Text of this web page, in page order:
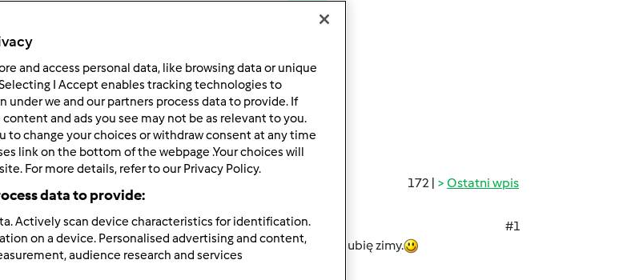
Wyników na stronę:
10
172 | Ostatni wpis
#1
to jeszcze babie lato! Najgorsza zima i śliskie drogi. Nie lubię zimy.
and access personal data, like browsing data or unique
I Accept enables tracking technologies to
under we and our partners process data to provide. If
and ads you see may not be as relevant to you.
to change your choices or withdraw consent at any time
link on the bottom of the webpage .Your choices will
For more details, refer to our Privacy Policy.
data to provide:
Actively scan device characteristics for identification.
on a device. Personalised advertising and content,
audience research and services